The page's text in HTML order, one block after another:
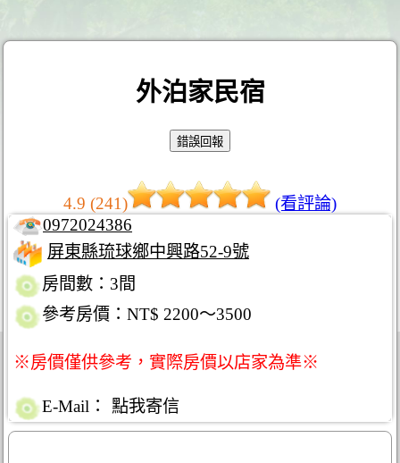
外泊家民宿
4.9 (241)
(看評論)
0972024386
屏東縣琉球鄉中興路52-9號
房間數：3間
參考房價：NT$ 2200～3500
※房價僅供參考，實際房價以店家為準※
E-Mail： 點我寄信